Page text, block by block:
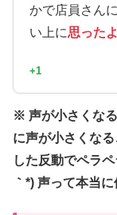
かで店員さん
い上に思った
+1
※ 声が小さくな
に声が小さくな
した反動でペラ
｀*) 声って本当